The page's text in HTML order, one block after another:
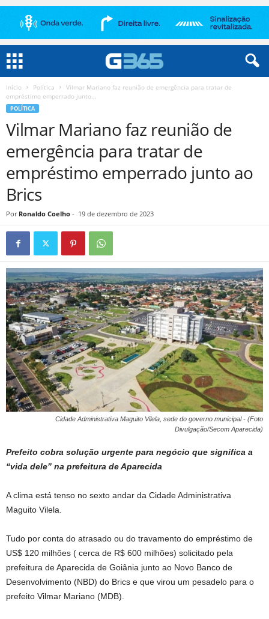
Início Política
Vilmar Mariano faz reunião de emergência para tratar de
empréstimo emperrado junto...
POLÍTICA
Vilmar Mariano faz reunião de
emergência para tratar de
empréstimo emperrado junto ao
Brics
Por Ronaldo Coelho - 19 de dezembro de 2023
Cidade Administrativa Maguito Vilela, sede do governo municipal - (Foto
Divulgação/Secom Aparecida)
Prefeito cobra solução urgente para negócio que significa a
“vida dele” na prefeitura de Aparecida
A clima está tenso no sexto andar da Cidade Administrativa
Maguito Vilela.
Tudo por conta do atrasado ou do travamento do empréstimo de
US$ 120 milhões ( cerca de R$ 600 milhões) solicitado pela
prefeitura de Aparecida de Goiânia junto ao Novo Banco de
Desenvolvimento (NBD) do Brics e que virou um pesadelo para o
prefeito Vilmar Mariano (MDB).